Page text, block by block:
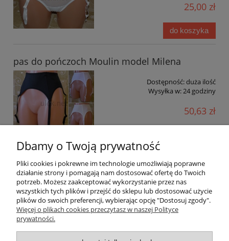
25,00 zł
do koszyka
pas do pończoch Moulin model Milena
Dostępność:duża ilość
Wysyłka w:24 godziny
50,63 zł
Ulek Store | ul. Dębowa 13, 05-506 Magdalenka, woj.
mazowieckie | NIP: 1231280230
Warunki zakupów
Dbamy o Twoją prywatność
Pliki cookies i pokrewne im technologie umożliwiają poprawne
działanie strony i pomagają nam dostosować ofertę do Twoich
potrzeb. Możesz zaakceptować wykorzystanie przez nas
wszystkich tych plików i przejść do sklepu lub dostosować użycie
plików do swoich preferencji, wybierając opcję "Dostosuj zgody".
Więcej o plikach cookies przeczytasz w naszej Polityce
prywatności.